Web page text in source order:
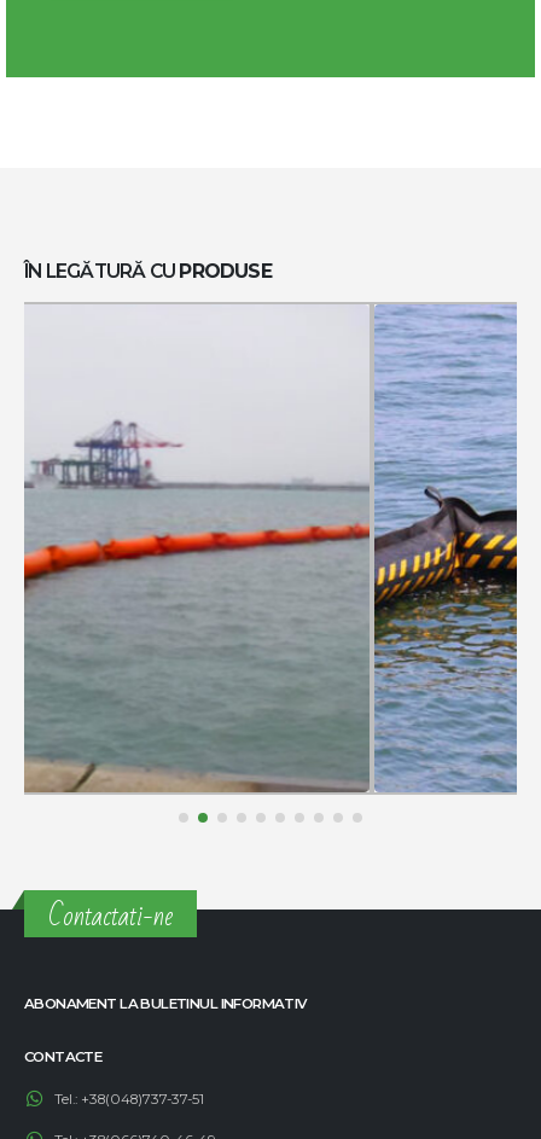
ÎN LEGĂTURĂ CU PRODUSE
Contactati-ne
ABONAMENT LA BULETINUL INFORMATIV
CONTACTE
Tel.: +38(048)737-37-51